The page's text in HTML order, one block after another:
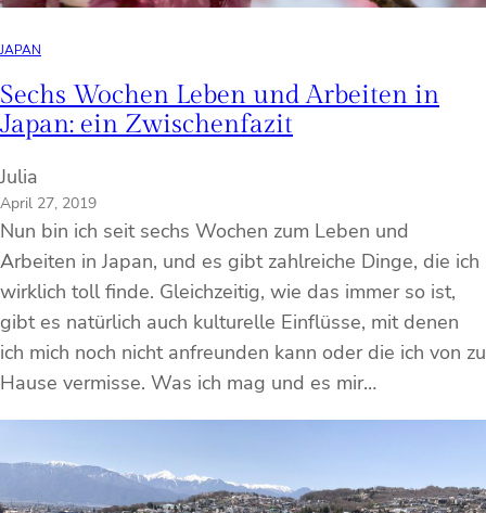
JAPAN
Sechs Wochen Leben und Arbeiten in
Japan: ein Zwischenfazit
Julia
April 27, 2019
Nun bin ich seit sechs Wochen zum Leben und
Arbeiten in Japan, und es gibt zahlreiche Dinge, die ich
wirklich toll finde. Gleichzeitig, wie das immer so ist,
gibt es natürlich auch kulturelle Einflüsse, mit denen
ich mich noch nicht anfreunden kann oder die ich von zu
Hause vermisse. Was ich mag und es mir…